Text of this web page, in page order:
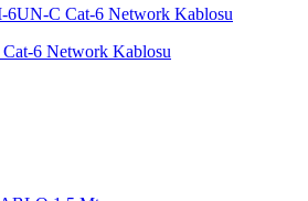
6 Network Kablosu